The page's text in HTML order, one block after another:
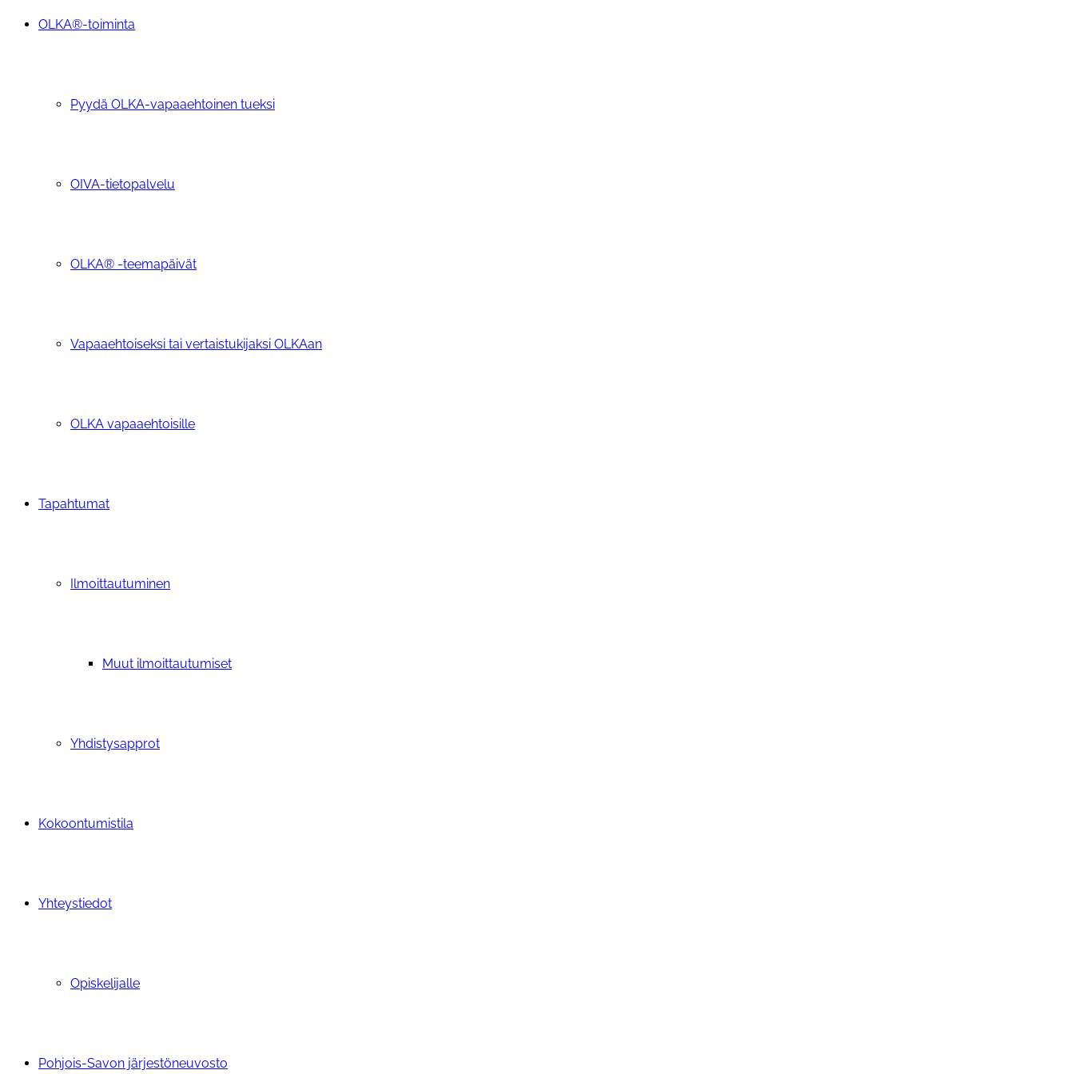
OLKA®-toiminta
Pyydä OLKA-vapaaehtoinen tueksi
OIVA-tietopalvelu
OLKA® -teemapäivät
Vapaaehtoiseksi tai vertaistukijaksi OLKAan
OLKA vapaaehtoisille
Tapahtumat
Ilmoittautuminen
Muut ilmoittautumiset
Yhdistysapprot
Kokoontumistila
Yhteystiedot
Opiskelijalle
Pohjois-Savon järjestöneuvosto